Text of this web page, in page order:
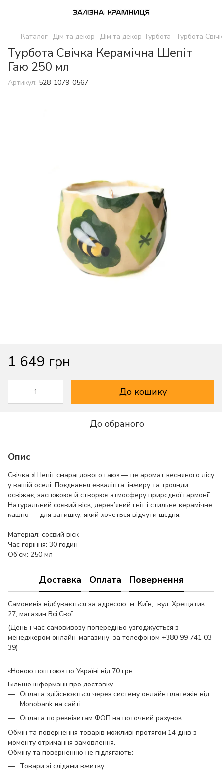
Каталог Дім та декор Дім та декор Турбота Турбота
Турбота Свічка Керамічна Шепіт
Гаю 250 мл
Артикул: 528-1079-0567
1 649 грн
До кошику
До обраного
Опис
Свічка «Шепіт смарагдового гаю» — це аромат весняного лісу
у вашій оселі. Поєднання евкаліпта, інжиру та троянди
освіжає, заспокоює й створює атмосферу природної гармонії.
Натуральний соєвий віск, дерев’яний гніт і стильне керамічне
кашпо — для затишку, який хочеться відчути щодня.
Матеріал: соєвий віск
Час горіння: 30 годин
Об'єм: 250 мл
Доставка Оплата Повернення
Самовивіз відбувається за адресою: м. Київ, вул. Хрещатик
27, магазин Всі.Свої.
(День і час самовивозу попередньо узгоджується з
менеджером онлайн-магазину за телефоном +380 99 741 03
39)
«Новою поштою» по Україні від 70 грн
Більше інформації про доставку
Оплата здійснюється через систему онлайн платежів від
Monobank на сайті
Оплата по реквізитам ФОП на поточний рахунок
Обмін та повернення товарів можливі протягом 14 днів з
моменту отримання замовлення.
Обміну та поверненню не підлягають:
Товари зі слідами вжитку